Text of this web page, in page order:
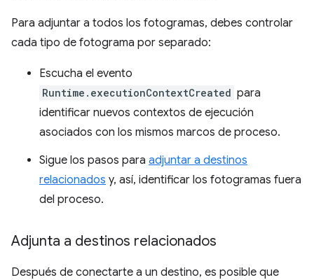
Para adjuntar a todos los fotogramas, debes controlar
cada tipo de fotograma por separado:
Escucha el evento
Runtime.executionContextCreated para
identificar nuevos contextos de ejecución
asociados con los mismos marcos de proceso.
Sigue los pasos para adjuntar a destinos
relacionados y, así, identificar los fotogramas fuera
del proceso.
Adjunta a destinos relacionados
Después de conectarte a un destino, es posible que